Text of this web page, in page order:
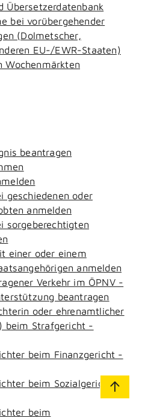
Übersetzerdatenbank
bei vorübergehender
(Dolmetscher,
EU-/EWR-Staaten)
Wochenmärkten
beantragen
geschiedenen oder
anmelden
sorgeberechtigten
einer oder einem
anmelden
Verkehr im ÖPNV -
beantragen
oder ehrenamtlicher
beim Strafgericht -
beim Finanzgericht -
beim Sozialgericht -
beim